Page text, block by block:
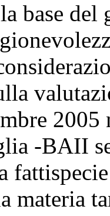
base
-BAII
materia